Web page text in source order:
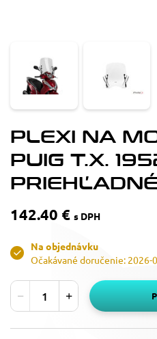
PLEXI NA
PUIG T.X.
PRIEHĽADNÉ
142.40 € s DPH
Na objednávku
Očakávané doručenie: 2026-